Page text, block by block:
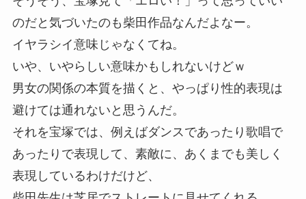
のだと気づいたのも柴田作品なんだよなー。
イヤラシイ意味じゃなくてね。
いや、いやらしい意味かもしれないけどｗ
男女の関係の本質を描くと、やっぱり性的表現は
避けては通れないと思うんだ。
それを宝塚では、例えばダンスであったり歌唱で
あったりで表現して、素敵に、あくまでも美しく
表現しているわけだけど、